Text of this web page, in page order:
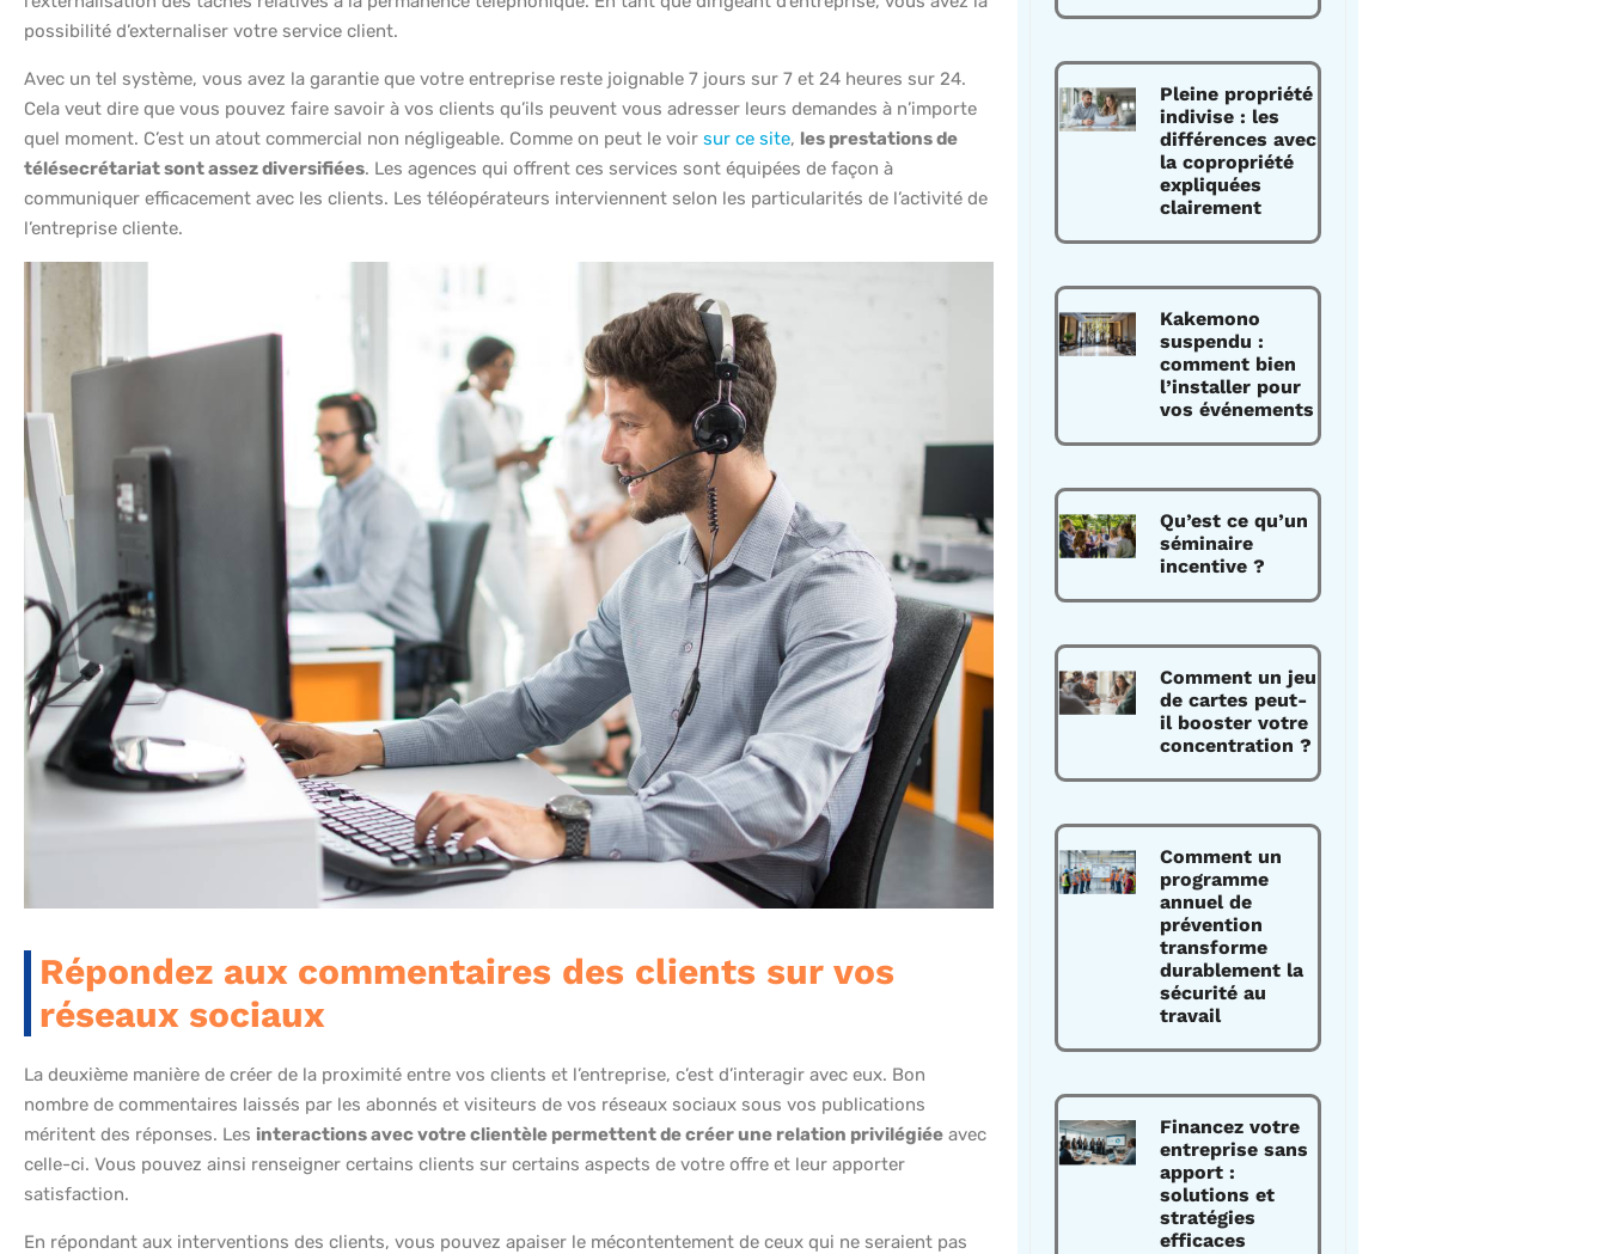
possibilité d’externaliser votre service client.
Avec un tel système, vous avez la garantie que votre entreprise reste joignable 7 jours sur 7 et 24 heures sur 24.
Cela veut dire que vous pouvez faire savoir à vos clients qu’ils peuvent vous adresser leurs demandes à n’importe
quel moment. C’est un atout commercial non négligeable. Comme on peut le voir sur ce site, les prestations de
télésecrétariat sont assez diversifiées. Les agences qui offrent ces services sont équipées de façon à
communiquer efficacement avec les clients. Les téléopérateurs interviennent selon les particularités de l’activité de
l’entreprise cliente.
Répondez aux commentaires des clients sur vos
réseaux sociaux
La deuxième manière de créer de la proximité entre vos clients et l’entreprise, c’est d’interagir avec eux. Bon
nombre de commentaires laissés par les abonnés et visiteurs de vos réseaux sociaux sous vos publications
méritent des réponses. Les interactions avec votre clientèle permettent de créer une relation privilégiée avec
celle-ci. Vous pouvez ainsi renseigner certains clients sur certains aspects de votre offre et leur apporter
satisfaction.
En répondant aux interventions des clients, vous pouvez apaiser le mécontentement de ceux qui ne seraient pas
Pleine propriété
indivise : les
différences avec
la copropriété
expliquées
clairement
Kakemono
suspendu :
comment bien
l’installer pour
vos événements
Qu’est ce qu’un
séminaire
incentive ?
Comment un jeu
de cartes peut-
il booster votre
concentration ?
Comment un
programme
annuel de
prévention
transforme
durablement la
sécurité au
travail
Financez votre
entreprise sans
apport :
solutions et
stratégies
efficaces